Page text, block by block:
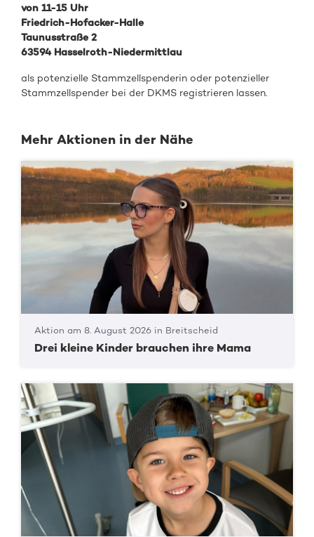
von 11-15 Uhr
Friedrich-Hofacker-Halle
Taunusstraße 2
63594 Hasselroth-Niedermittlau
als potenzielle Stammzellspenderin oder potenzieller
Stammzellspender bei der DKMS registrieren lassen.
Mehr Aktionen in der Nähe
Aktion am 8. August 2026 in Breitscheid
Drei kleine Kinder brauchen ihre Mama